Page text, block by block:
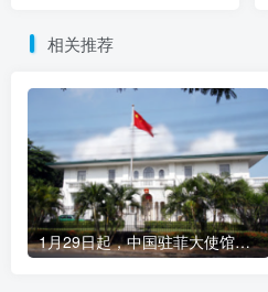
相关推荐
1月29日起，中国驻菲大使馆不再受理签证申请，申请人将通过“签证中心”申办